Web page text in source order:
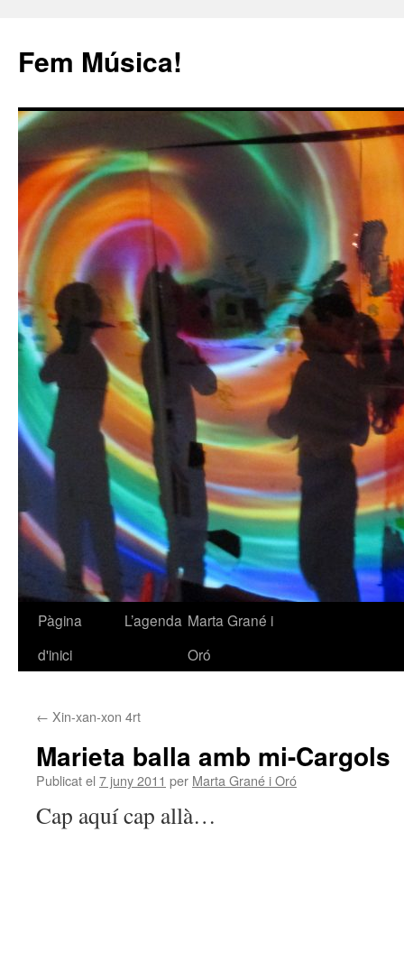
Fem Música!
Vés
Pàgina
d'inici
L’agenda Marta Grané i
Oró
← Xin-xan-xon 4rt
Marieta balla amb mi-Cargols
Publicat el 7 juny 2011 per Marta Grané i Oró
Cap aquí cap allà…